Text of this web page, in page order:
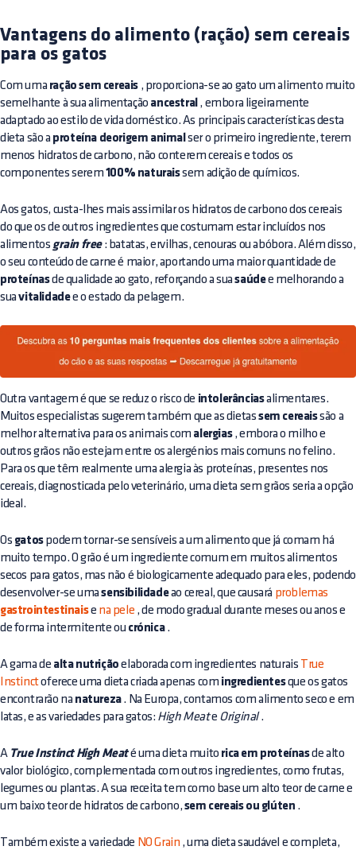
Vantagens do alimento (ração) sem cereais
para os gatos
Com uma ração sem cereais , proporciona-se ao gato um alimento muito
semelhante à sua alimentação ancestral , embora ligeiramente
adaptado ao estilo de vida doméstico. As principais características desta
dieta são a proteína deorigem animal ser o primeiro ingrediente, terem
menos hidratos de carbono, não conterem cereais e todos os
componentes serem 100% naturaissem adição de químicos.
Aos gatos, custa-lhes mais assimilar os hidratos de carbono dos cereais
do que os de outros ingredientes que costumam estar incluídos nos
alimentos grain free: batatas, ervilhas, cenouras ou abóbora. Além disso,
o seu conteúdo de carne é maior, aportando uma maior quantidade de
proteínasde qualidade ao gato, reforçando a suasaúdee melhorando a
suavitalidadee o estado da pelagem.
Outra vantagem é que se reduz o risco de intolerânciasalimentares.
Muitos especialistas sugerem também que as dietassem cereaissão a
melhor alternativa para os animais com alergias, embora o milho e
outros grãos não estejam entre os alergénios mais comuns no felino.
Para os que têm realmente uma alergia às proteínas, presentes nos
cereais, diagnosticada pelo veterinário, uma dieta sem grãos seria a opção
ideal.
Os gatospodem tornar-se sensíveis a um alimento que já comam há
muito tempo. O grão é um ingrediente comum em muitos alimentos
secos para gatos, mas não é biologicamente adequado para eles, podendo
desenvolver-se umasensibilidadeao cereal, que causará problemas
gastrointestinaise na pele , de modo gradual durante meses ou anos e
de forma intermitente ou crónica.
A gama de alta nutrição elaborada com ingredientes naturais True
Instinctoferece uma dieta criada apenas com ingredientesque os gatos
encontrarão na natureza. Na Europa, contamos com alimento seco e em
latas, e as variedades para gatos: High Meate Original.
A True Instinct High Meaté uma dieta muito rica em proteínasde alto
valor biológico, complementada com outros ingredientes, como frutas,
legumes ou plantas. A sua receita tem como base um alto teor de carne e
um baixo teor de hidratos de carbono, sem cereais ou glúten .
Também existe a variedade NO Grain , uma dieta saudável e completa,